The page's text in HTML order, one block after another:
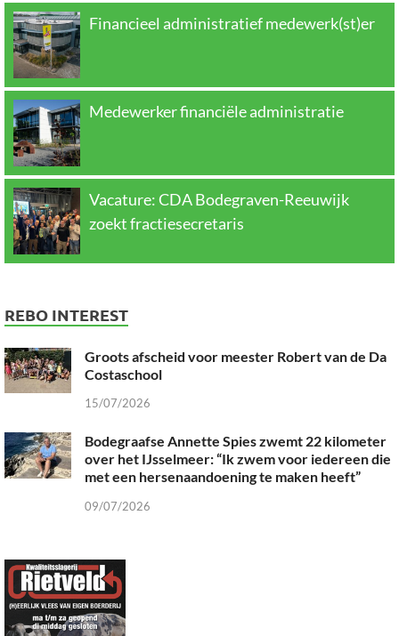
Financieel administratief medewerk(st)er
Medewerker financiële administratie
Vacature: CDA Bodegraven-Reeuwijk
zoekt fractiesecretaris
REBO INTEREST
Groots afscheid voor meester Robert van de Da
Costaschool
15/07/2026
Bodegraafse Annette Spies zwemt 22 kilometer
over het IJsselmeer: “Ik zwem voor iedereen die
met een hersenaandoening te maken heeft”
09/07/2026